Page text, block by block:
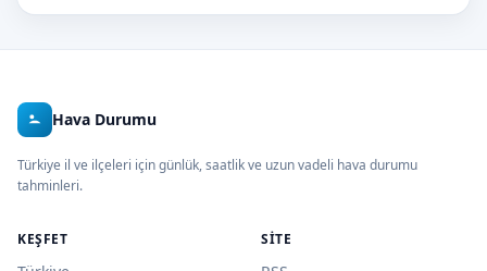
Hava Durumu
Türkiye il ve ilçeleri için günlük, saatlik ve uzun vadeli hava durumu
tahminleri.
KEŞFET SITE